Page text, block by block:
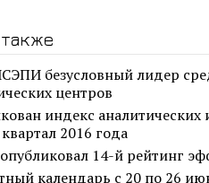
безусловный лидер
центров
индекс аналитических
2016 года
14-й рейтинг
календарь с 20 по 26